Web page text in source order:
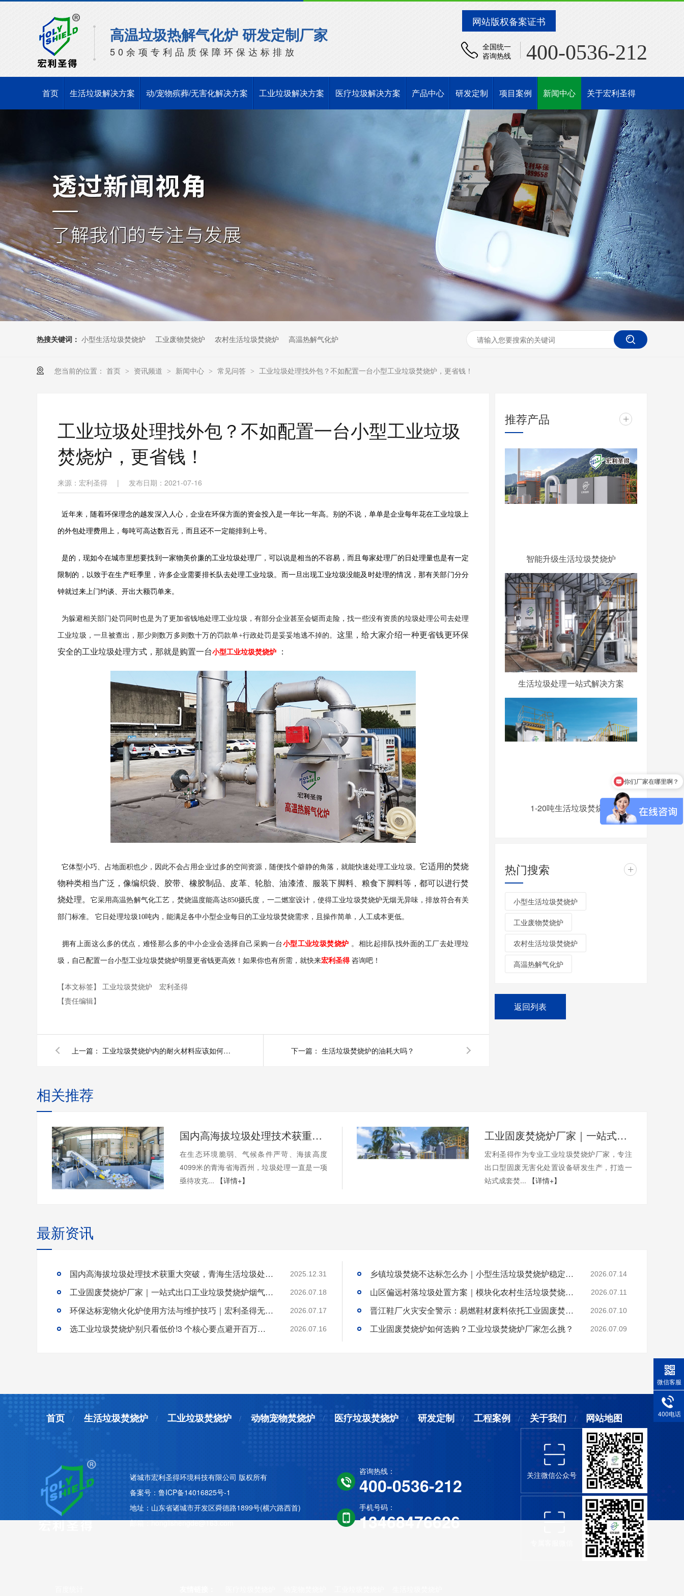
网站版权备案证书
高温垃圾热解气化炉 研发定制厂家
50余项专利品质保障环保达标排放
全国统一
咨询热线
400-0536-212
首页 生活垃圾解决方案 动/宠物殡葬/无害化解决方案 工业垃圾解决方案 医疗垃圾解决方案 产品中心 研发定制 项目案例 新闻中心 关于宏利圣得
热搜关键词： 小型生活垃圾焚烧炉 工业废物焚烧炉 农村生活垃圾焚烧炉 高温热解气化炉
您当前的位置： 首页 > 资讯频道 > 新闻中心 > 常见问答 > 工业垃圾处理找外包？不如配置一台小型工业垃圾焚烧炉，更省钱！
工业垃圾处理找外包？不如配置一台小型工业垃圾
焚烧炉，更省钱！
来源：宏利圣得 | 发布日期：2021-07-16
近年来，随着环保理念的越发深入人心，企业在环保方面的资金投入是一年比一年高。别的不说，单单是企业每年花在工业垃圾上
的外包处理费用上，每吨可高达数百元，而且还不一定能排到上号。
是的，现如今在城市里想要找到一家物美价廉的工业垃圾处理厂，可以说是相当的不容易，而且每家处理厂的日处理量也是有一定
限制的，以致于在生产旺季里，许多企业需要排长队去处理工业垃圾。而一旦出现工业垃圾没能及时处理的情况，那有关部门分分
钟就过来上门约谈、开出大额罚单来。
为躲避相关部门处罚同时也是为了更加省钱地处理工业垃圾，有部分企业甚至会铤而走险，找一些没有资质的垃圾处理公司去处理
工业垃圾，一旦被查出，那少则数万多则数十万的罚款单+行政处罚是妥妥地逃不掉的。 这里，给大家介绍一种更省钱更环保
安全的工业垃圾处理方式，那就是购置一台小型工业垃圾焚烧炉 ：
它体型小巧、占地面积也少，因此不会占用企业过多的空间资源，随便找个僻静的角落，就能快速处理工业垃圾。 它适用的焚烧
物种类相当广泛，像编织袋、胶带、橡胶制品、皮革、轮胎、油漆渣、服装下脚料、粮食下脚料等，都可以进行焚
烧处理。 它采用高温热解气化工艺，焚烧温度能高达850摄氏度，一二燃室设计，使得工业垃圾焚烧炉无烟无异味，排放符合有关
部门标准。 它日处理垃圾10吨内，能满足各中小型企业每日的工业垃圾焚烧需求，且操作简单，人工成本更低。
拥有上面这么多的优点，难怪那么多的中小企业会选择自己采购一台小型工业垃圾焚烧炉 。相比起排队找外面的工厂去处理垃
圾，自己配置一台小型工业垃圾焚烧炉明显更省钱更高效！如果你也有所需，就快来宏利圣得 咨询吧！
【本文标签】 工业垃圾焚烧炉
宏利圣得
【责任编辑】
上一篇： 工业垃圾焚烧炉内的耐火材料应该如何选择？ 下一篇： 生活垃圾焚烧炉的油耗大吗？
推荐产品 +
智能升级生活垃圾焚烧炉
生活垃圾处理一站式解决方案
1-20吨生活垃圾焚烧炉
热门搜索 +
小型生活垃圾焚烧炉
工业废物焚烧炉
农村生活垃圾焚烧炉
高温热解气化炉
返回列表
相关推荐
国内高海拔垃圾处理技术获重大突破，青海生活垃圾处理项目树行业新标杆
在生态环境脆弱、气候条件严苛、海拔高度
4099米的青海省海西州，垃圾处理一直是一项
亟待攻克...
【详情+】
工业固废焚烧炉厂家｜一站式出口工业垃圾焚烧炉烟气检测环保达标
宏利圣得作为专业工业垃圾焚烧炉厂家，专注
出口型固废无害化处置设备研发生产，打造一
站式成套焚...
【详情+】
最新资讯
国内高海拔垃圾处理技术获重大突破，青海生活垃圾处理项目树行业新标杆 2025.12.31
工业固废焚烧炉厂家｜一站式出口工业垃圾焚烧炉烟气检测环保达标 2026.07.18
环保达标宠物火化炉使用方法与维护技巧｜宏利圣得无害化火化设备科普 2026.07.17
选工业垃圾焚烧炉别只看低价!3 个核心要点避开百万损失 2026.07.16
乡镇垃圾焚烧不达标怎么办｜小型生活垃圾焚烧炉稳定达标解决方案 2026.07.14
山区偏远村落垃圾处置方案｜模块化农村生活垃圾焚烧炉就地达标焚烧 2026.07.11
晋江鞋厂火灾安全警示：易燃鞋材废料依托工业固废焚烧炉实现规范化安全处置 2026.07.10
工业固废焚烧炉如何选购？工业垃圾焚烧炉厂家怎么挑？ 2026.07.09
首页 生活垃圾焚烧炉 工业垃圾焚烧炉 动物宠物焚烧炉 医疗垃圾焚烧炉 研发定制 工程案例 关于我们 网站地图
诸城市宏利圣得环境科技有限公司 版权所有
备案号： 鲁ICP备14016825号-1
地址：山东省诸城市开发区舜德路1899号(横六路西首)
邮箱：honglishengde@163.com
咨询热线：
400-0536-212
手机号码：
13468476626
关注微信公众号
微信客服
400电话
你们厂家在哪里啊？
可以做到达标排放吗